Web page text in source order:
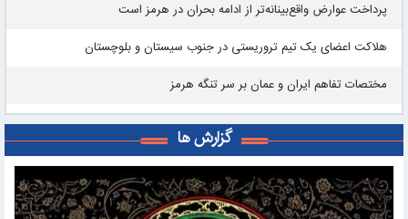
پرداخت عوارض واقع‌بینانه‌تر از ادامه بحران در هرمز است
هلاکت اعضای یک تیم تروریستی در جنوب سیستان و بلوچستان
مختصات تفاهم ایران و عمان بر سر تنگه هرمز
گزارش ها